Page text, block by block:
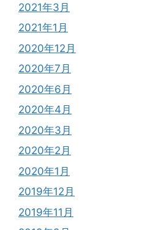
2021年3月
2021年1月
2020年12月
2020年7月
2020年6月
2020年4月
2020年3月
2020年2月
2020年1月
2019年12月
2019年11月